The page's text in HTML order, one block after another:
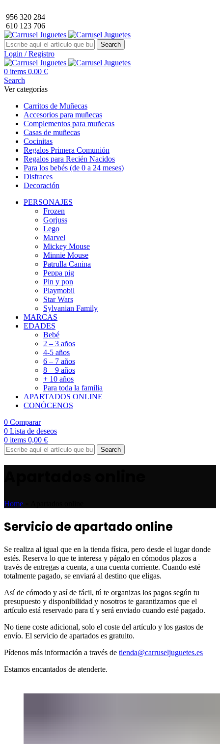
956 320 284
610 123 706
Search
Login / Registro
0 items 0,00 €
Search
Ver categorías
Carritos de Muñecas
Accesorios para muñecas
Complementos para muñecas
Casas de muñecas
Cocinitas
Regalos Primera Comunión
Regalos para Recién Nacidos
Para los bebés (de 0 a 24 meses)
Disfraces
Decoración
PERSONAJES
Frozen
Gorjuss
Lego
Marvel
Mickey Mouse
Minnie Mouse
Patrulla Canina
Peppa pig
Pin y pon
Playmobil
Star Wars
Sylvanian Family
MARCAS
EDADES
Bebé
2 – 3 años
4-5 años
6 – 7 años
8 – 9 años
+ 10 años
Para toda la familia
APARTADOS ONLINE
CONÓCENOS
0 Comparar
0 Lista de deseos
0 items 0,00 €
Search
Home
Servicio de apartado online
Se realiza al igual que en la tienda física, pero desde el lugar donde
estés. Reserva lo que te interesa y págalo en cómodos plazos a
través de entregas a cuenta, a una cuenta corriente. Cuando esté
totalmente pagado, se enviará al destino que eligas.
Así de cómodo y así de fácil, tú te organizas los pagos según tu
presupuesto y disponibilidad y nosotros te garantizamos que el
artículo está reservado para tí y será enviado cuando esté pagado.
No tiene coste adicional, solo el coste del artículo y los gastos de
envío. El servicio de apartados es gratuito.
Pídenos más información a través de tienda@carruseljuguetes.es
Estamos encantados de atenderte.